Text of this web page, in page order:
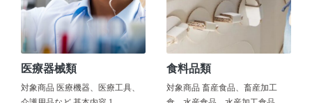
医療器械類
対象商品 医療機器、医療工具、
食料品類
対象商品 畜産食品、畜産加工